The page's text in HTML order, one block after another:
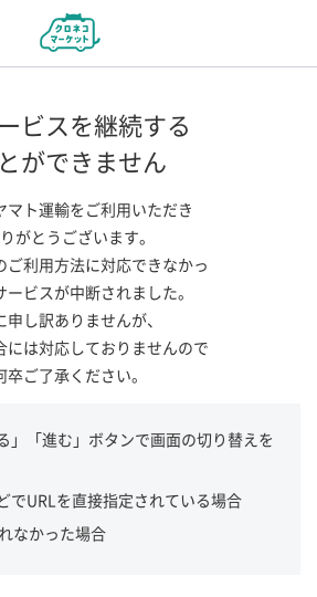
ビスを継続する
ができません
マト運輸をご利用いただき
がとうございます。
ご利用方法に対応できなかっ
ービスが中断されました。
申し訳ありませんが、
には対応しておりませんので
卒ご了承ください。
」「進む」ボタンで画面の切り替えを
でURLを直接指定されている場合
なかった場合